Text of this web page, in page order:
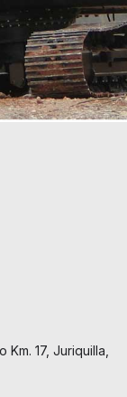
17, Juriquilla,